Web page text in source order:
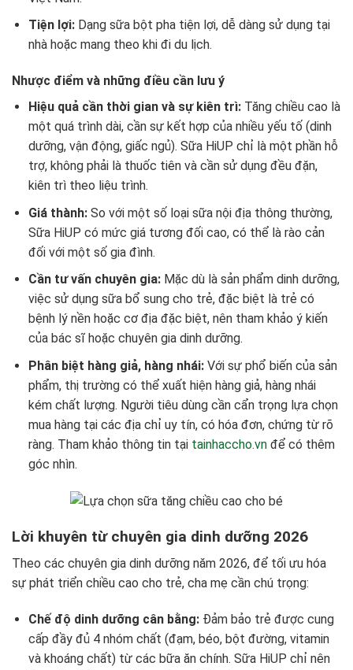
Tiện lợi:Dạng sữa bột pha tiện lợi, dễ dàng sử dụng tại
nhà hoặc mang theo khi đi du lịch.
Nhược điểm và những điều cần lưu ý
Hiệu quả cần thời gian và sự kiên trì:Tăng chiều cao là
một quá trình dài, cần sự kết hợp của nhiều yếu tố (dinh
dưỡng, vận động, giấc ngủ). Sữa HiUP chỉ là một phần hỗ
trợ, không phải là thuốc tiên và cần sử dụng đều đặn,
kiên trì theo liệu trình.
Giá thành:So với một số loại sữa nội địa thông thường,
Sữa HiUP có mức giá tương đối cao, có thể là rào cản
đối với một số gia đình.
Cần tư vấn chuyên gia:Mặc dù là sản phẩm dinh dưỡng,
việc sử dụng sữa bổ sung cho trẻ, đặc biệt là trẻ có
bệnh lý nền hoặc cơ địa đặc biệt, nên tham khảo ý kiến
của bác sĩ hoặc chuyên gia dinh dưỡng.
Phân biệt hàng giả, hàng nhái:Với sự phổ biến của sản
phẩm, thị trường có thể xuất hiện hàng giả, hàng nhái
kém chất lượng. Người tiêu dùng cần cẩn trọng lựa chọn
mua hàng tại các địa chỉ uy tín, có hóa đơn, chứng từ rõ
ràng. Tham khảo thông tin tại tainhaccho.vnđể có thêm
góc nhìn.
Lời khuyên từ chuyên gia dinh dưỡng 2026
Theo các chuyên gia dinh dưỡng năm 2026, để tối ưu hóa
sự phát triển chiều cao cho trẻ, cha mẹ cần chú trọng:
Chế độ dinh dưỡng cân bằng:Đảm bảo trẻ được cung
cấp đầy đủ 4 nhóm chất (đạm, béo, bột đường, vitamin
và khoáng chất) từ các bữa ăn chính. Sữa HiUP chỉ nên